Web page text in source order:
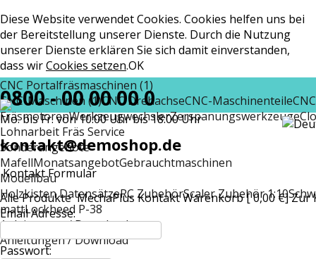
Diese Website verwendet Cookies. Cookies helfen uns bei
der Bereitstellung unserer Dienste. Durch die Nutzung
unserer Dienste erklären Sie sich damit einverstanden,
dass wirCookies setzen.OK
CNC Portalfräsmaschinen (1)
CNC-Maschinen (1)CNC DrehachseCNC-Maschinenteile
FräsmotorenWerkzeugwechslerZerspanungswerkzeuge
Lohnarbeit Fräs Service
Sonderangebote
MafellMonatsangebotGebrauchtmaschinen
Modellbau
Holzkisten DatensätzeRC ZubehörScaler Zubehör 1:10
mattLockheed P-38
Anleitungen / Download
Anleitungen / Download
0800 - 00 00 00 0
Mo. bis Fr. von 10:00 Uhr bis 18:00 Uhr
kontakt@demoshop.de
Kontakt Formular
Alle Produkte MechaPlus KontaktWarenkorb [ 0,00 €]Zur
Email Adresse:
Passwort: